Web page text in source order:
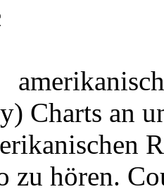
Charts an
zu hören.